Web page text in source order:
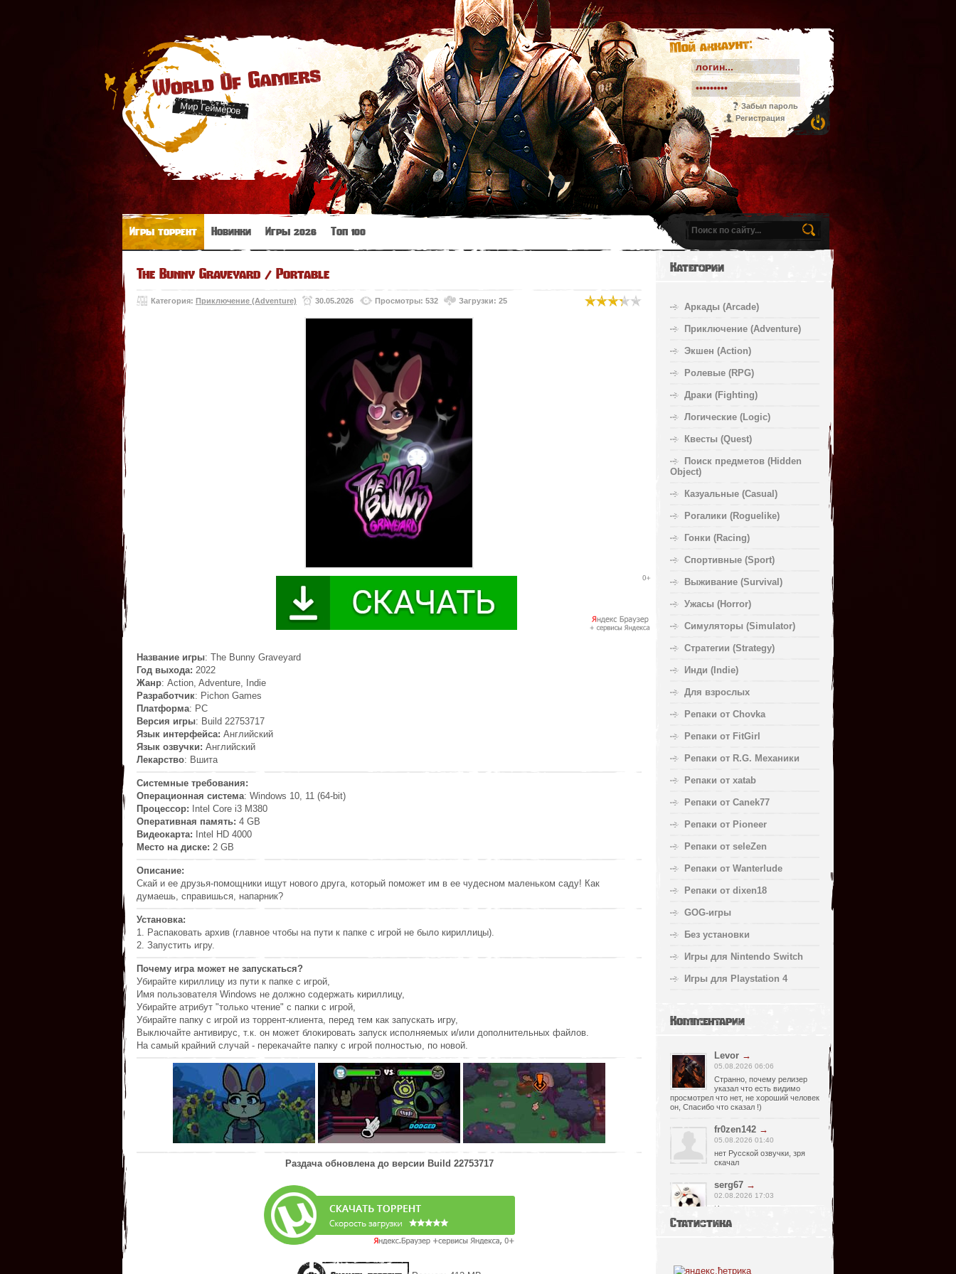
World Of Gamers
Мир Геймеров
Мой аккаунт:
Забыл пароль
Регистрация
Игры торрент Новинки Игры 2026 Топ 100
The Bunny Graveyard / Portable
Категория: Приключение (Adventure) 30.05.2026 Просмотры: 532 Загрузки: 25
Название игры: The Bunny Graveyard
Год выхода: 2022
Жанр: Action, Adventure, Indie
Разработчик: Pichon Games
Платформа: PC
Версия игры: Build 22753717
Язык интерфейса: Английский
Язык озвучки: Английский
Лекарство: Вшита
Системные требования:
Операционная система: Windows 10, 11 (64-bit)
Процессор: Intel Core i3 M380
Оперативная память: 4 GB
Видеокарта: Intel HD 4000
Место на диске: 2 GB
Описание:
Скай и ее друзья-помощники ищут нового друга, который поможет им в ее чудесном маленьком саду! Как
думаешь, справишься, напарник?
Установка:
1. Распаковать архив (главное чтобы на пути к папке с игрой не было кириллицы).
2. Запустить игру.
Почему игра может не запускаться?
Убирайте кириллицу из пути к папке с игрой,
Имя пользователя Windows не должно содержать кириллицу,
Убирайте атрибут "только чтение" с папки с игрой,
Убирайте папку с игрой из торрент-клиента, перед тем как запускать игру,
Выключайте антивирус, т.к. он может блокировать запуск исполняемых и/или дополнительных файлов.
На самый крайний случай - перекачайте папку с игрой полностью, по новой.
Раздача обновлена до версии Build 22753717
Категории
Аркады (Arcade)
Приключение (Adventure)
Экшен (Action)
Ролевые (RPG)
Драки (Fighting)
Логические (Logic)
Квесты (Quest)
Поиск предметов (Hidden
Object)
Казуальные (Casual)
Рогалики (Roguelike)
Гонки (Racing)
Спортивные (Sport)
Выживание (Survival)
Ужасы (Horror)
Симуляторы (Simulator)
Стратегии (Strategy)
Инди (Indie)
Для взрослых
Репаки от Chovka
Репаки от FitGirl
Репаки от R.G. Механики
Репаки от xatab
Репаки от Canek77
Репаки от Pioneer
Репаки от seleZen
Репаки от Wanterlude
Репаки от dixen18
GOG-игры
Без установки
Игры для Nintendo Switch
Игры для Playstation 4
Комментарии
Levor →
05.08.2026 06:06
Странно, почему релизер
указал что есть видимо
просмотрел что нет, не хороший человек
он, Спасибо что сказал !)
fr0zen142 →
05.08.2026 01:40
нет Русской озвучки, зря
скачал
serg67 →
02.08.2026 17:03
Игра интересная,а снизил
уменьшения экрана,играешь только на
glbvoyea5806
Статистика